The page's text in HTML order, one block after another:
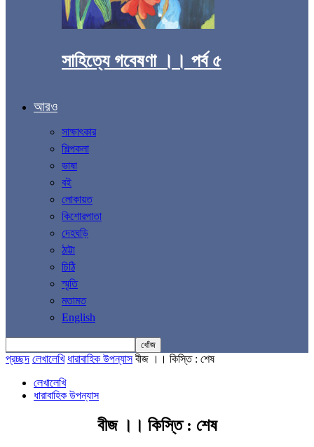
সাহিত্যে গবেষণা ।। পর্ব ৫
আরও
সাক্ষাৎকার
শিল্পকলা
ভাষা
বই
লোকায়ত
কিশোরপাতা
দেহঘড়ি
ঠাট্টা
চিঠি
স্মৃতি
মতামত
English
প্রচ্ছদ লেখালেখি ধারাবাহিক উপন্যাস বীজ ।। কিস্তি : শেষ
লেখালেখি
ধারাবাহিক উপন্যাস
বীজ ।। কিস্তি : শেষ